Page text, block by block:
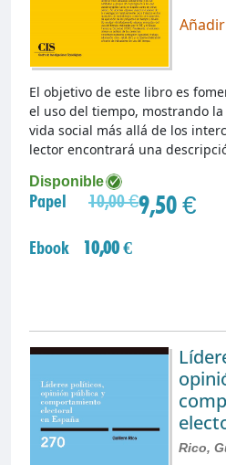
Disponible
Papel 10,00 €9,50 €
Ebook 10,00 €
El objetivo de este libro es
el uso del tiempo, mostrando
vida social más allá de los
lector encontrará una
Rico,